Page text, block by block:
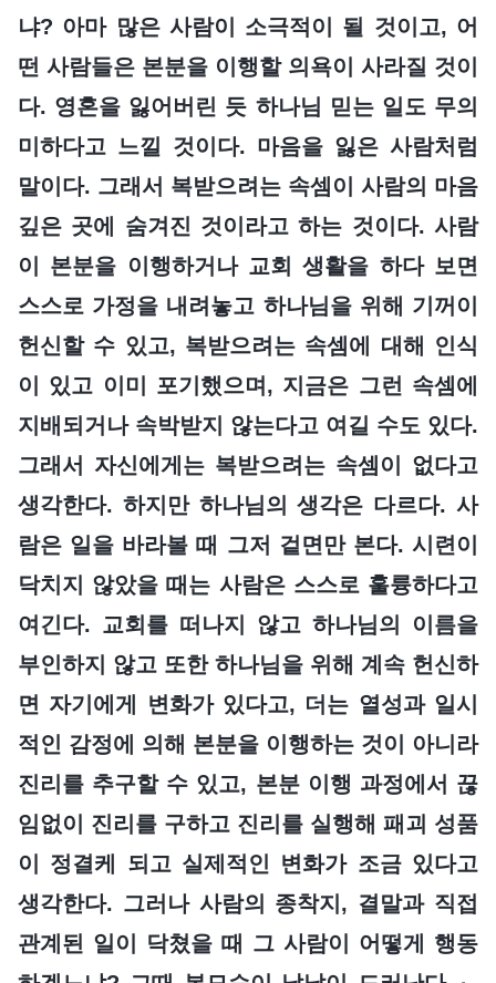
냐? 아마 많은 사람이 소극적이 될 것이고, 어
떤 사람들은 본분을 이행할 의욕이 사라질 것이
다. 영혼을 잃어버린 듯 하나님 믿는 일도 무의
미하다고 느낄 것이다. 마음을 잃은 사람처럼
말이다. 그래서 복받으려는 속셈이 사람의 마음
깊은 곳에 숨겨진 것이라고 하는 것이다. 사람
이 본분을 이행하거나 교회 생활을 하다 보면
스스로 가정을 내려놓고 하나님을 위해 기꺼이
헌신할 수 있고, 복받으려는 속셈에 대해 인식
이 있고 이미 포기했으며, 지금은 그런 속셈에
지배되거나 속박받지 않는다고 여길 수도 있다.
그래서 자신에게는 복받으려는 속셈이 없다고
생각한다. 하지만 하나님의 생각은 다르다. 사
람은 일을 바라볼 때 그저 겉면만 본다. 시련이
닥치지 않았을 때는 사람은 스스로 훌륭하다고
여긴다. 교회를 떠나지 않고 하나님의 이름을
부인하지 않고 또한 하나님을 위해 계속 헌신하
면 자기에게 변화가 있다고, 더는 열성과 일시
적인 감정에 의해 본분을 이행하는 것이 아니라
진리를 추구할 수 있고, 본분 이행 과정에서 끊
임없이 진리를 구하고 진리를 실행해 패괴 성품
이 정결케 되고 실제적인 변화가 조금 있다고
생각한다. 그러나 사람의 종착지, 결말과 직접
관계된 일이 닥쳤을 때 그 사람이 어떻게 행동